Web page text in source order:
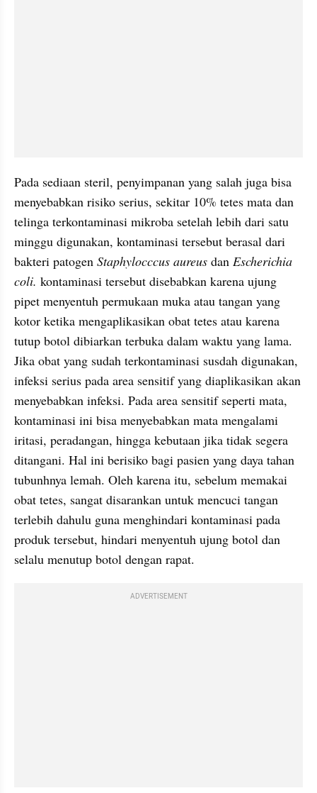
Pada sediaan steril, penyimpanan yang salah juga bisa
menyebabkan risiko serius, sekitar 10% tetes mata dan
telinga terkontaminasi mikroba setelah lebih dari satu
minggu digunakan, kontaminasi tersebut berasal dari
bakteri patogen Staphylocccus aureus dan Escherichia
coli. kontaminasi tersebut disebabkan karena ujung
pipet menyentuh permukaan muka atau tangan yang
kotor ketika mengaplikasikan obat tetes atau karena
tutup botol dibiarkan terbuka dalam waktu yang lama.
Jika obat yang sudah terkontaminasi susdah digunakan,
infeksi serius pada area sensitif yang diaplikasikan akan
menyebabkan infeksi. Pada area sensitif seperti mata,
kontaminasi ini bisa menyebabkan mata mengalami
iritasi, peradangan, hingga kebutaan jika tidak segera
ditangani. Hal ini berisiko bagi pasien yang daya tahan
tubunhnya lemah. Oleh karena itu, sebelum memakai
obat tetes, sangat disarankan untuk mencuci tangan
terlebih dahulu guna menghindari kontaminasi pada
produk tersebut, hindari menyentuh ujung botol dan
selalu menutup botol dengan rapat.
ADVERTISEMENT